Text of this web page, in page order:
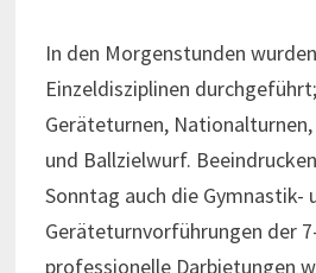
In den Morgenstunden
Einzeldisziplinen
Geräteturnen,
und Ballzielwurf.
Sonntag auch die Gymnastik-
Geräteturnvorführungen der
professionelle Darbietungen